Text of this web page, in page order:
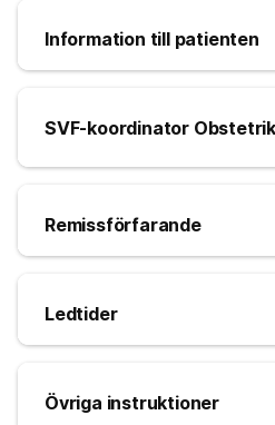
Information till patienten
SVF-koordinator
Remissförfarande
Ledtider
Övriga instruktioner